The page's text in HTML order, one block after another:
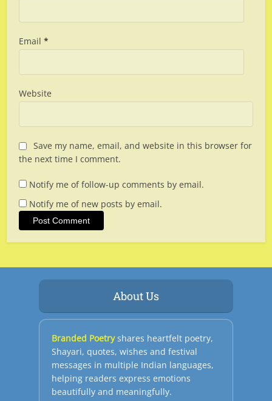
Email*
Website
Save my name, email, and website in this browser for
the next time I comment.
Notify me of follow-up comments by email.
Notify me of new posts by email.
About Us
Branded Poetryshares heartfelt poetry,
Shayari, quotes, wishes and festival
messages in multiple Indian languages,
helping readers express emotions
beautifully and meaningfully.